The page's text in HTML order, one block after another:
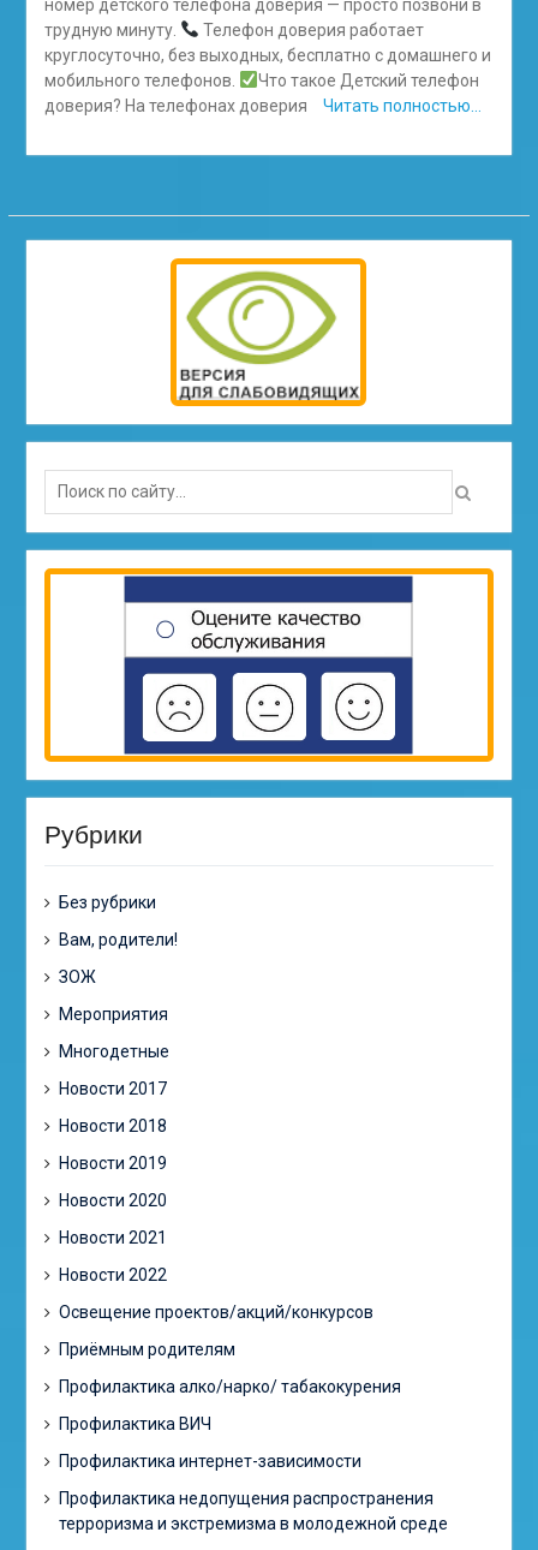
номер детского телефона доверия — просто позвони в
трудную минуту.
Телефон доверия работает
круглосуточно, без выходных, бесплатно с домашнего и
мобильного телефонов.
Что такое Детский телефон
доверия? На телефонах доверия
Читать полностью…
Search
for:
Рубрики
Без рубрики
Вам, родители!
ЗОЖ
Мероприятия
Многодетные
Новости 2017
Новости 2018
Новости 2019
Новости 2020
Новости 2021
Новости 2022
Освещение проектов/акций/конкурсов
Приёмным родителям
Профилактика алко/нарко/ табакокурения
Профилактика ВИЧ
Профилактика интернет-зависимости
Профилактика недопущения распространения
терроризма и экстремизма в молодежной среде